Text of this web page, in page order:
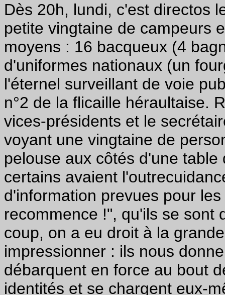
Dès 20h, lundi, c'est directos
petite vingtaine de campeurs
moyens : 16 bacqueux (4
d'uniformes nationaux (un
l'éternel surveillant de voie
n°2 de la flicaille héraultaise.
vices-présidents et le
voyant une vingtaine de
pelouse aux côtés d'une
certains avaient
d'information prevues pour
recommence !", qu'ils se sont
coup, on a eu droit à la
impressionner : ils nous
débarquent en force au bout
identités et se chargent eux-